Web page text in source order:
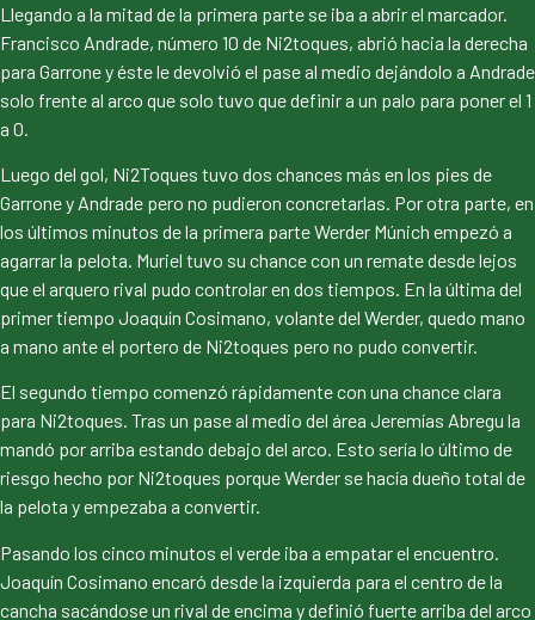
Llegando a la mitad de la primera parte se iba a abrir el marcador.
Francisco Andrade, número 10 de Ni2toques, abrió hacia la derecha
para Garrone y éste le devolvió el pase al medio dejándolo a Andrade
solo frente al arco que solo tuvo que definir a un palo para poner el 1
a 0.
Luego del gol, Ni2Toques tuvo dos chances más en los pies de
Garrone y Andrade pero no pudieron concretarlas. Por otra parte, en
los últimos minutos de la primera parte Werder Múnich empezó a
agarrar la pelota. Muriel tuvo su chance con un remate desde lejos
que el arquero rival pudo controlar en dos tiempos. En la última del
primer tiempo Joaquín Cosimano, volante del Werder, quedo mano
a mano ante el portero de Ni2toques pero no pudo convertir.
El segundo tiempo comenzó rápidamente con una chance clara
para Ni2toques. Tras un pase al medio del área Jeremías Abregu la
mandó por arriba estando debajo del arco. Esto sería lo último de
riesgo hecho por Ni2toques porque Werder se hacía dueño total de
la pelota y empezaba a convertir.
Pasando los cinco minutos el verde iba a empatar el encuentro.
Joaquín Cosimano encaró desde la izquierda para el centro de la
cancha sacándose un rival de encima y definió fuerte arriba del arco